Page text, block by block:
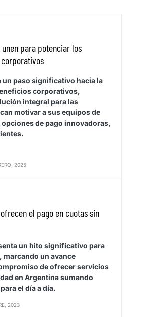
unen para potenciar los
un paso significativo hacia la
corporativos,
integral para las
motivar a sus equipos de
de pago innovadoras,
2025
ofrecen el pago en cuotas sin
un hito significativo para
marcando un avance
de ofrecer servicios
en Argentina sumando
el día a día.
2023